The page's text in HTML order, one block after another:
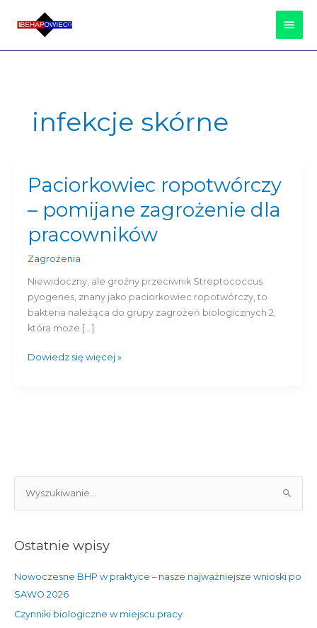
infekcje skórne
Paciorkowiec ropotwórczy
– pomijane zagrożenie dla
pracowników
Zagrożenia
Niewidoczny, ale groźny przeciwnik Streptococcus
pyogenes, znany jako paciorkowiec ropotwórczy, to
bakteria należąca do grupy zagrożeń biologicznych 2,
która może […]
Paciorkowiec
ropotwórczy
–
zagrożenie
dla
Dowiedz się więcej »
z
k
Ostatnie wpisy
Nowoczesne BHP w praktyce – nasze najważniejsze wnioski po
SAWO 2026
Czynniki biologiczne w miejscu pracy